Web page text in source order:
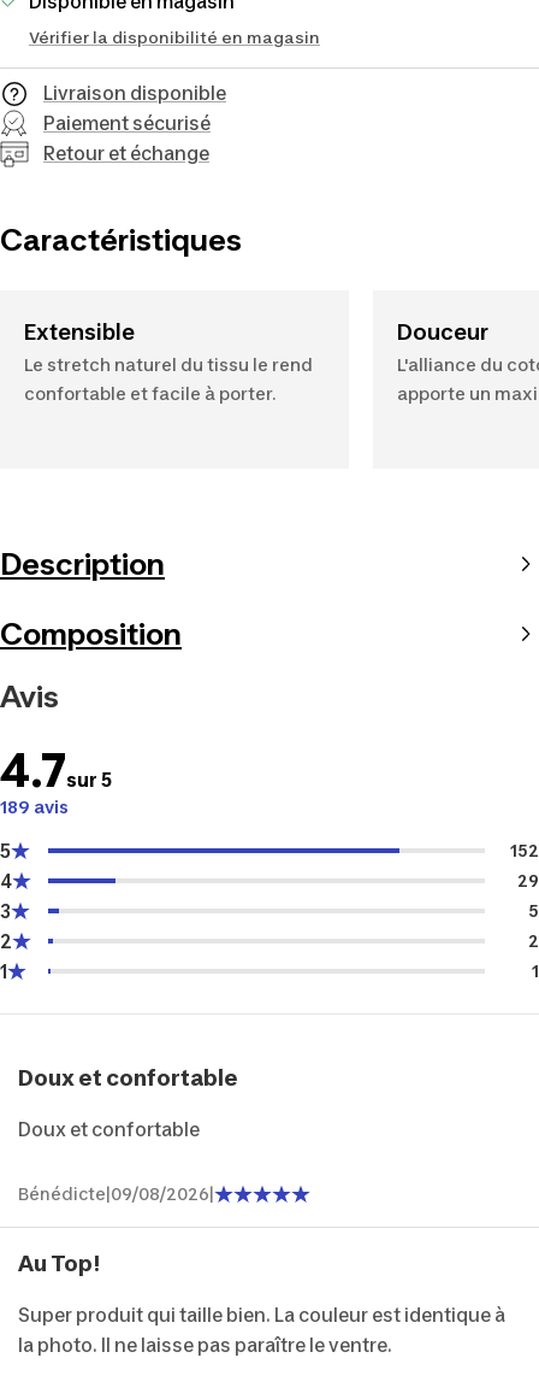
Vérifier la disponibilité en magasin
Livraison disponible
Paiement sécurisé
Retour et échange
Caractéristiques
Extensible
Le stretch naturel du tissu le rend
confortable et facile à porter.
Douceur
L'alliance du
apporte un
Description
Composition
Avis
4.7sur 5
189 avis
5 152
4 29
3 5
2 2
1 1
Doux et confortable
Doux et confortable
Bénédicte|09/08/2026|
Au Top!
Super produit qui taille bien. La couleur est identique à
la photo. Il ne laisse pas paraître le ventre.